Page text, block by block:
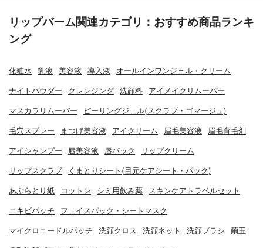
リップバーム関連カテゴリ：おすすめ商品ランキ
ング
化粧水 乳液 美容液 導入液 オールインワンジェル・クリーム
ナイトパウダー クレンジング 洗顔料 アイメイクリムーバー
マスカラリムーバー ピーリングジェル(スクラブ・ゴマージュ)
毛穴スプレー まつげ美容液 アイクリーム 眉毛美容液 眉毛育毛剤
アイシャンプー 唇美容液 唇パック リップクリーム
リップスクラブ くまとりシート(目元ケアシート・パック)
あぶらとり紙 コットン シミ用飲み薬 スキンケアトラベルセット
ニキビパッチ フェイスパック・シートマスク
マイクロニードルパッチ 洗顔クロス 洗顔ネット 洗顔ブラシ 繭玉